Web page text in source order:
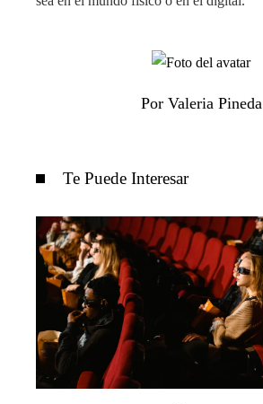
Por Valeria Pineda
Te Puede Interesar